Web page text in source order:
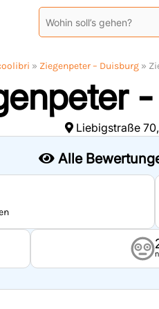
» Ziegenpeter – Duisburg»
Liebigstraße
Alle